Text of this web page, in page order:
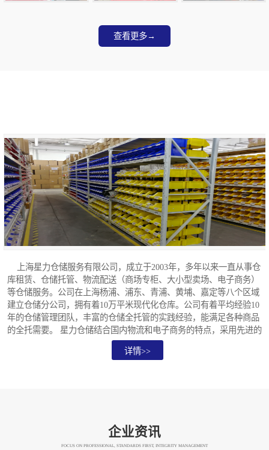
查看更多→
上海星力仓储服务有限公司，成立于2003年，多年以来一直从事仓
库租赁、仓储托管、物流配送（商场专柜、大小型卖场、电子商务）
等仓储服务。公司在上海杨浦、浦东、青浦、黄埔、嘉定等八个区域
建立仓储分公司，拥有着10万平米现代化仓库。公司有着平均经验10
年的仓储管理团队，丰富的仓储全托管的实践经验，能满足各种商品
的全托需要。 星力仓储结合国内物流和电子商务的特点，采用先进的
WMS仓储管理系统，实行远程条码监控管理。并在库内配备了托
盘、轻型货架、重型货架，先进的无线条码扫描枪、半自动包装流水
详情>>
企业资讯
FOCUS ON PROFESSIONAL, STANDARDS FIRST, INTEGRITY MANAGEMENT